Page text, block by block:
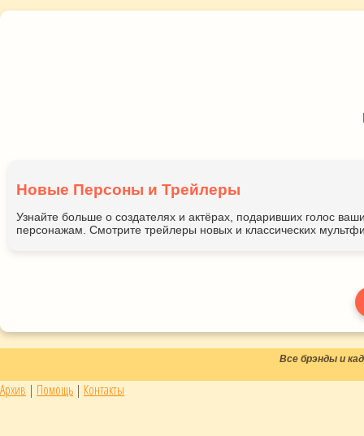
Новые Персоны и Трейлеры
Узнайте больше о создателях и актёрах, подаривших голос
персонажам. Смотрите трейлеры новых и классических
Все брэнды и
Архив | Помощь | Контакты